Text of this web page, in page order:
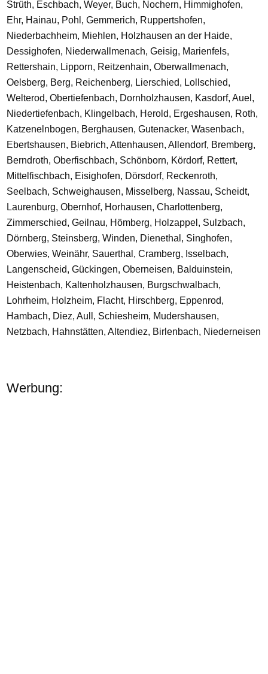
Strüth, Eschbach, Weyer, Buch, Nochern, Himmighofen,
Ehr, Hainau, Pohl, Gemmerich, Ruppertshofen,
Niederbachheim, Miehlen, Holzhausen an der Haide,
Dessighofen, Niederwallmenach, Geisig, Marienfels,
Rettershain, Lipporn, Reitzenhain, Oberwallmenach,
Oelsberg, Berg, Reichenberg, Lierschied, Lollschied,
Welterod, Obertiefenbach, Dornholzhausen, Kasdorf, Auel,
Niedertiefenbach, Klingelbach, Herold, Ergeshausen, Roth,
Katzenelnbogen, Berghausen, Gutenacker, Wasenbach,
Ebertshausen, Biebrich, Attenhausen, Allendorf, Bremberg,
Berndroth, Oberfischbach, Schönborn, Kördorf, Rettert,
Mittelfischbach, Eisighofen, Dörsdorf, Reckenroth,
Seelbach, Schweighausen, Misselberg, Nassau, Scheidt,
Laurenburg, Obernhof, Horhausen, Charlottenberg,
Zimmerschied, Geilnau, Hömberg, Holzappel, Sulzbach,
Dörnberg, Steinsberg, Winden, Dienethal, Singhofen,
Oberwies, Weinähr, Sauerthal, Cramberg, Isselbach,
Langenscheid, Gückingen, Oberneisen, Balduinstein,
Heistenbach, Kaltenholzhausen, Burgschwalbach,
Lohrheim, Holzheim, Flacht, Hirschberg, Eppenrod,
Hambach, Diez, Aull, Schiesheim, Mudershausen,
Netzbach, Hahnstätten, Altendiez, Birlenbach, Niederneisen
Werbung: